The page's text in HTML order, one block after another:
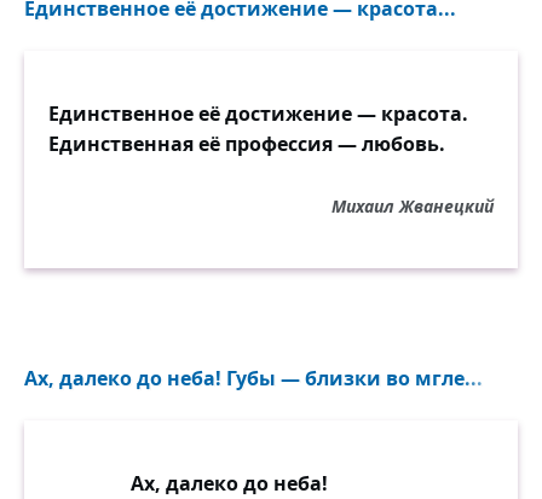
Единственное её достижение — красота...
Единственное её достижение — красота.
Единственная её профессия — любовь.
Михаил Жванецкий
Ах, далеко до неба! Губы — близки во мгле...
Ах, далеко до неба!